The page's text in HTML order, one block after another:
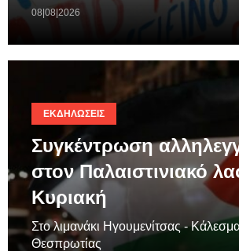
08|08|2026
ΕΚΔΗΛΏΣΕΙΣ
Συγκέντρωση
στον Παλαιστινιακό
Κυριακή
Στο λιμανάκι Ηγουμενίτσας -
Θεσπρωτίας